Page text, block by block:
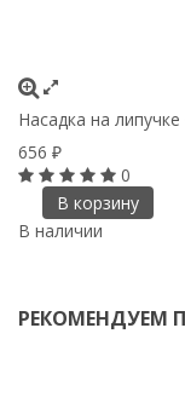
Насадка на
656 ₽
0
В корзину
В наличии
РЕКОМЕНДУЕМ